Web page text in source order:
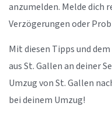
anzumelden. Melde dich
Verzögerungen oder
Mit diesen Tipps und
aus St. Gallen an deiner
Umzug von St. Gallen
bei deinem Umzug!